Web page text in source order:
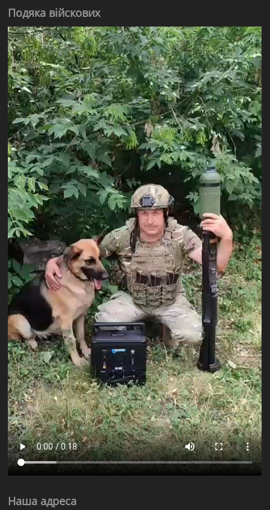
Подяка війскових
Наша адреса